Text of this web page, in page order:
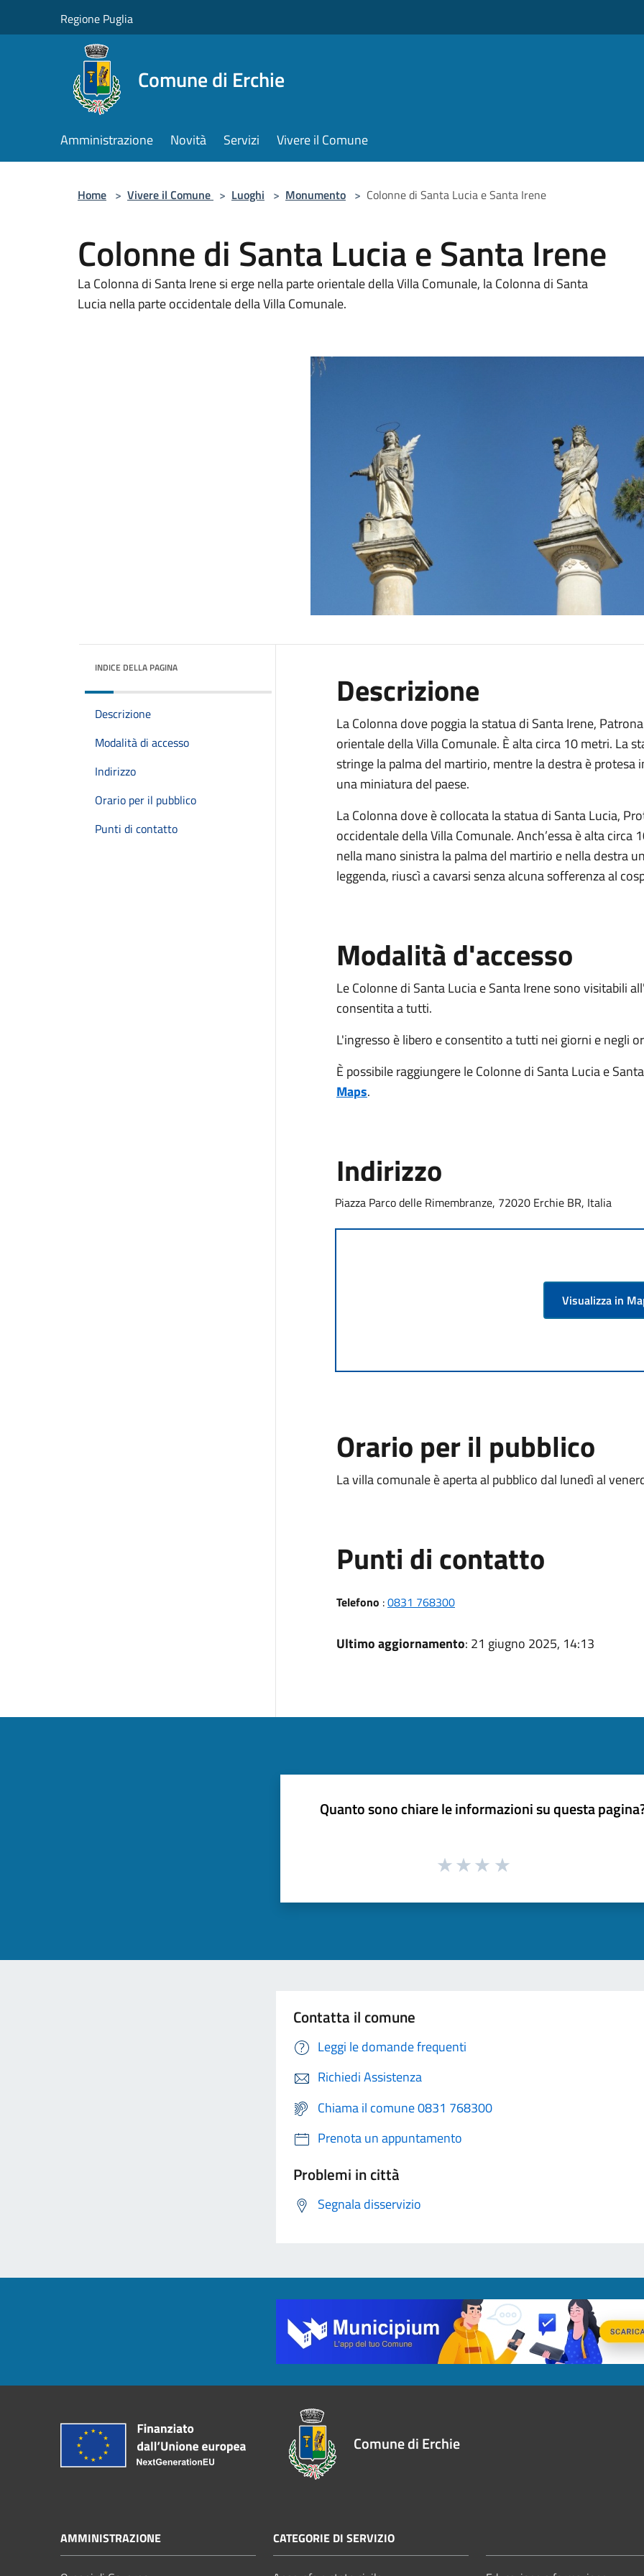
Regione Puglia
Comune di Erchie
Amministrazione Novità Servizi Vivere il Comune
Home > Vivere il Comune > Luoghi > Monumento > Colonne di Santa Lucia e Santa Irene
Colonne di Santa Lucia e Santa Irene
La Colonna di Santa Irene si erge nella parte orientale della Villa Comunale, la Colonna di Santa
Lucia nella parte occidentale della Villa Comunale.
INDICE DELLA PAGINA
Descrizione
Modalità di accesso
Indirizzo
Orario per il pubblico
Punti di contatto
Descrizione
La Colonna dove poggia la statua di Santa Irene,
orientale della Villa Comunale. È alta circa 10 metri. La
stringe la palma del martirio, mentre la destra è protesa
una miniatura del paese.
La Colonna dove è collocata la statua di Santa Lucia,
occidentale della Villa Comunale. Anch’essa è alta
nella mano sinistra la palma del martirio e nella destra
leggenda, riuscì a cavarsi senza alcuna sofferenza al
Modalità d'accesso
Le Colonne di Santa Lucia e Santa Irene sono visitabili
consentita a tutti.
L'ingresso è libero e consentito a tutti nei giorni e negli
È possibile raggiungere le Colonne di Santa Lucia e
Maps.
Indirizzo
Piazza Parco delle Rimembranze, 72020 Erchie BR, Italia
Visualizza in
Orario per il pubblico
La villa comunale è aperta al pubblico dal lunedì al
Punti di contatto
Telefono :0831 768300
Ultimo aggiornamento: 21 giugno 2025, 14:13
Quanto sono chiare le informazioni su questa
Contatta il comune
Leggi le domande frequenti
Richiedi Assistenza
Chiama il comune 0831 768300
Prenota un appuntamento
Problemi in città
Segnala disservizio
Comune di Erchie
AMMINISTRAZIONE CATEGORIE DI SERVIZIO